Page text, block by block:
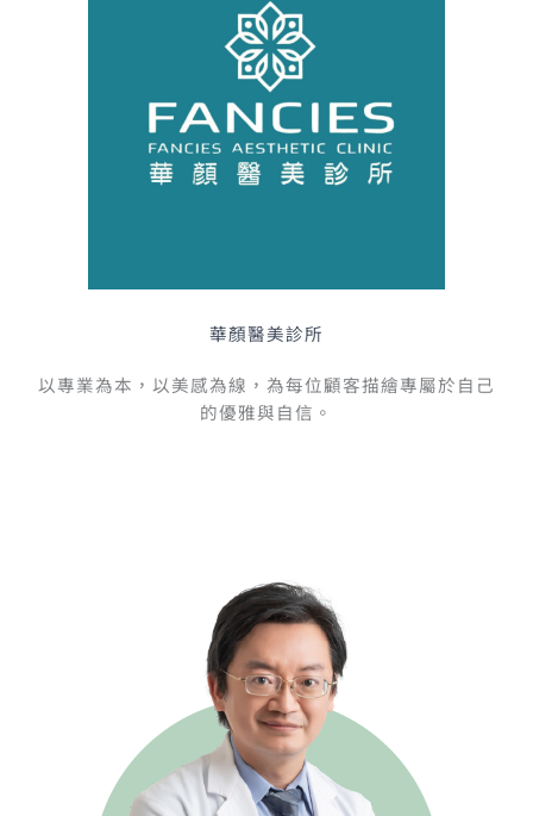
華顏醫美診所
以專業為本，以美感為線，為每位顧客描繪專屬於自己
的優雅與自信。